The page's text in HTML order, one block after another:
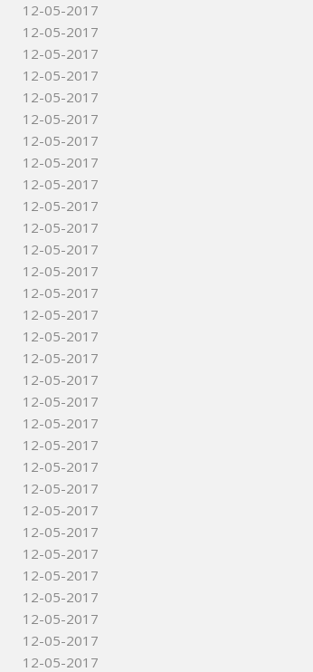
12-05-2017
12-05-2017
12-05-2017
12-05-2017
12-05-2017
12-05-2017
12-05-2017
12-05-2017
12-05-2017
12-05-2017
12-05-2017
12-05-2017
12-05-2017
12-05-2017
12-05-2017
12-05-2017
12-05-2017
12-05-2017
12-05-2017
12-05-2017
12-05-2017
12-05-2017
12-05-2017
12-05-2017
12-05-2017
12-05-2017
12-05-2017
12-05-2017
12-05-2017
12-05-2017
12-05-2017